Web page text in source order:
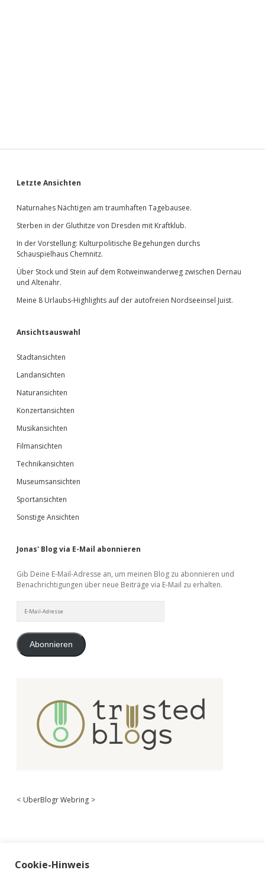
Sidebar
Letzte Ansichten
Naturnahes Nächtigen am traumhaften Tagebausee.
Sterben in der Gluthitze von Dresden mit Kraftklub.
In der Vorstellung: Kulturpolitische Begehungen durchs
Schauspielhaus Chemnitz.
Über Stock und Stein auf dem Rotweinwanderweg zwischen Dernau
und Altenahr.
Meine 8 Urlaubs-Highlights auf der autofreien Nordseeinsel Juist.
Ansichtsauswahl
Stadtansichten
Landansichten
Naturansichten
Konzertansichten
Musikansichten
Filmansichten
Technikansichten
Museumsansichten
Sportansichten
Sonstige Ansichten
Jonas' Blog via E-Mail abonnieren
Gib Deine E-Mail-Adresse an, um meinen Blog zu abonnieren und
Benachrichtigungen über neue Beiträge via E-Mail zu erhalten.
Mail-
Abonnieren
< UberBlogr Webring >
Cookie-Hinweis